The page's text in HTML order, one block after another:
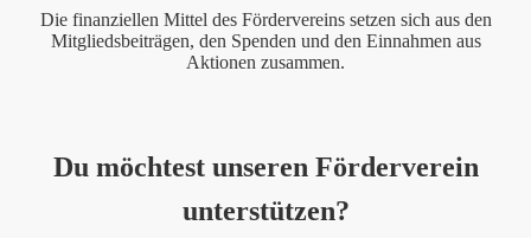
Die finanziellen Mittel des Fördervereins setzen sich aus den
Mitgliedsbeiträgen, den Spenden und den Einnahmen aus
Aktionen zusammen.
Du möchtest unseren Förderverein
unterstützen?